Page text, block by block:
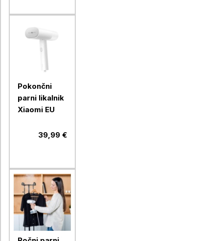
Pokončni
parni likalnik
Xiaomi EU
39,99 €